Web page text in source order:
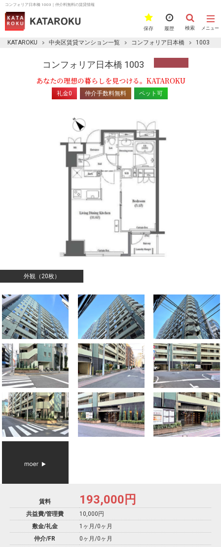
コンフォリア日本橋 1003｜仲介料無料の賃貸情報
メニュー
検索
履歴
保存
KATAROKU 中央区賃貸マンション一覧 コンフォリア日本橋 1003
コンフォリア日本橋 1003
あなたの理想の暮らしを見つける。KATAROKU
礼金0 仲介手数料無料 ペット可
外観（20枚）
賃料 193,000 円
共益費/管理費
10,000円
敷金/礼金
1ヶ月 /0ヶ月
仲介/FR
0ヶ月 /0ヶ月